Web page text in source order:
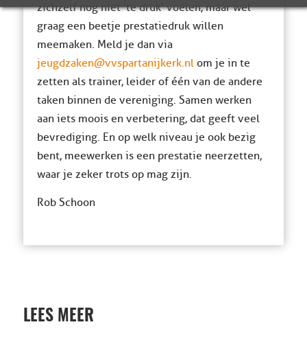
zichzelf nog niet ‘te druk’ voelen, maar wel
graag een beetje prestatiedruk willen
meemaken. Meld je dan via
jeugdzaken@vvspartanijkerk.nlom je in te
zetten als trainer, leider of één van de andere
taken binnen de vereniging. Samen werken
aan iets moois en verbetering, dat geeft veel
bevrediging. En op welk niveau je ook bezig
bent, meewerken is een prestatie neerzetten,
waar je zeker trots op mag zijn.
Rob Schoon
LEES MEER